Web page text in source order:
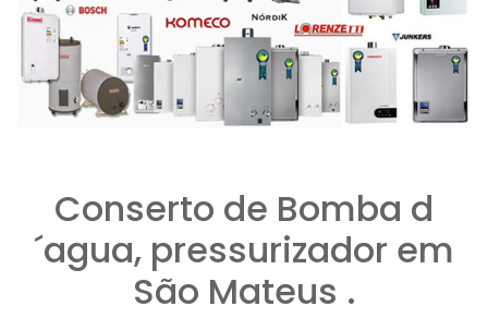
Conserto de Bomba d
´agua, pressurizador em
São Mateus .